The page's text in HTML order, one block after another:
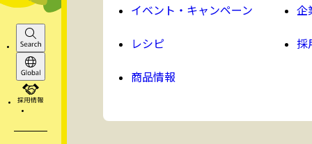
Search
Global
イベント・キャンペーン
レシピ
商品情報
企
採